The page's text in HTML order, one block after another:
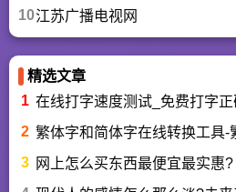
10江苏广播电视网
精选文章
1 在线打字速度测试_免费打字
2 繁体字和简体字在线转换工具-
3
网上怎么买东西最便宜最实惠?